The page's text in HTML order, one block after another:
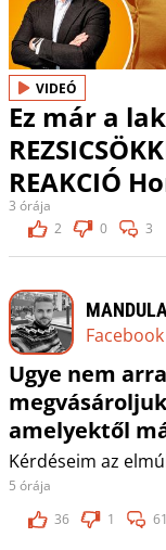
VIDEÓ
Ez már a
REAKCIÓ
3 órája
2
0 3
Facebook
Ugye nem
amelyektől
Kérdéseim az
5 órája
36
1 61